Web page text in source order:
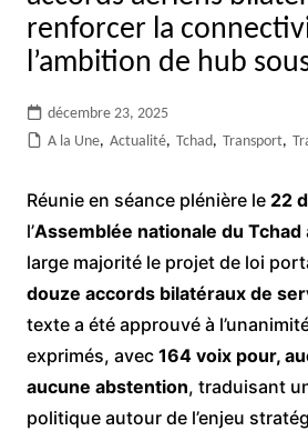
renforcer la
l’ambition de hub
décembre 23, 2025
A la Une, Actualité, Tchad, Transport,
Réunie en séance plénière le 22
l’Assemblée nationale du Tchad
large majorité le projet de loi
douze accords bilatéraux de
texte a été approuvé à
exprimés, avec 164 voix pour,
aucune abstention, traduisant
politique autour de l’enjeu